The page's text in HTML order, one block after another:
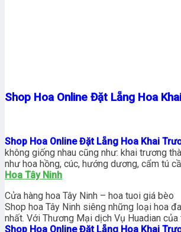
Shop Hoa Online Đặt Lẵng Hoa
Shop Hoa Online Đặt Lẵng Hoa Khai
không giống nhau cũng như: khai trương
như hoa hồng, cúc, hướng dương, cẩm tú
Hoa Tây Ninh
Cửa hàng hoa Tây Ninh – hoa tuoi giá bèo
Shop hoa Tây Ninh siêng những loại hoa
nhất. Với Thương Mại dịch Vụ Huadian
Shop Hoa Online Đặt Lẵng Hoa Khai